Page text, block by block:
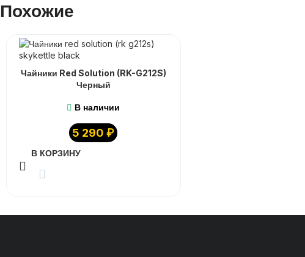
Похожие
Чайники Red Solution (RK-G212S)
Черный
В наличии
5 290₽
В КОРЗИНУ